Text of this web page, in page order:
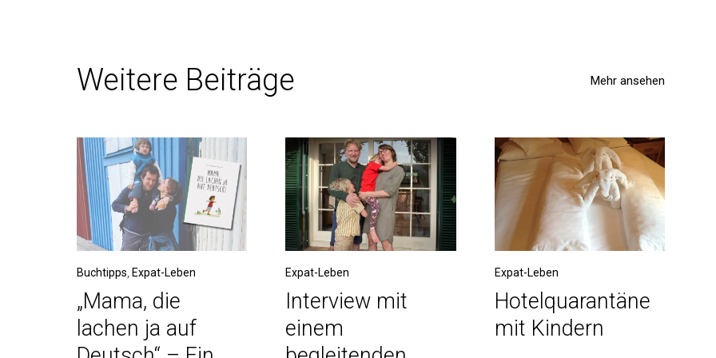
Weitere Beiträge Mehr ansehen
Buchtipps Expat-Leben
„Mama, die
lachen ja auf
Expat-Leben
Interview mit
einem
Expat-Leben
Hotelquarantäne
mit Kindern